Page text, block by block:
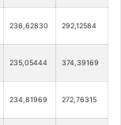
236,62830 292,12584
235,05444 374,39169
234,81969 272,76315